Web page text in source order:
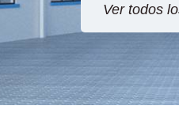
Ver todos